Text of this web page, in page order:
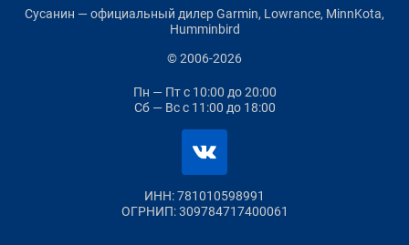
Сусанин — официальный дилер Garmin, Lowrance, MinnKota,
Humminbird
© 2006-2026
Пн — Птс 10:00 до 20:00
Сб — Всс 11:00 до 18:00
ИНН: 781010598991
ОГРНИП: 309784717400061